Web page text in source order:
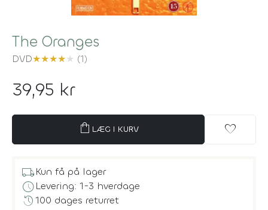
The Oranges
DVD★★★★★ (1)
39,95 kr
shopping_bag LÆG I KURV favorite
local_shippingKun få på lager
scheduleLevering: 1-3 hverdage
history100 dages returret